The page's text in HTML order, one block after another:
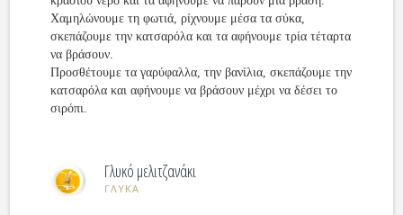
Χαμηλώνουμε τη φωτιά, ρίχνουμε μέσα τα σύκα,
σκεπάζουμε την κατσαρόλα και τα αφήνουμε τρία τέταρτα
να βράσουν.
Προσθέτουμε τα γαρύφαλλα, την βανίλια, σκεπάζουμε την
κατσαρόλα και αφήνουμε να βράσουν μέχρι να δέσει το
σιρόπι.
Γλυκό μελιτζανάκι
ΓΛΥΚΑ